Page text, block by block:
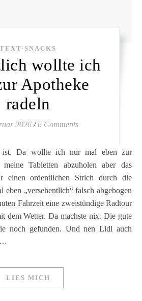
TEXT-SNACKS
wollte ich
Apotheke
radeln
2026 / 6 Comments
Tabletten abzuholen aber das
einen ordentlichen Strich durch die
eben „versehentlich“ falsch abgebogen
Fahrzeit eine zweistündige Radtour
dem Wetter. Da machste nix. Die gute
noch gefunden. Und nen Lidl auch
…
LIES MICH